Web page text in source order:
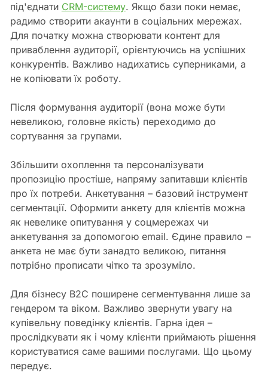
під'єднати CRM-систему. Якщо бази поки немає,
радимо створити акаунти в соціальних мережах.
Для початку можна створювати контент для
приваблення аудиторії, орієнтуючись на успішних
конкурентів. Важливо надихатись суперниками, а
не копіювати їх роботу.
Після формування аудиторії (вона може бути
невеликою, головне якість) переходимо до
сортування за групами.
Збільшити охоплення та персоналізувати
пропозицію простіше, напряму запитавши клієнтів
про їх потреби. Анкетування – базовий інструмент
сегментації. Оформити анкету для клієнтів можна
як невелике опитування у соцмережах чи
анкетування за допомогою email. Єдине правило –
анкета не має бути занадто великою, питання
потрібно прописати чітко та зрозуміло.
Для бізнесу B2C поширене сегментування лише за
гендером та віком. Важливо звернути увагу на
купівельну поведінку клієнтів. Гарна ідея –
прослідкувати як і чому клієнти приймають рішення
користуватися саме вашими послугами. Що цьому
передує.